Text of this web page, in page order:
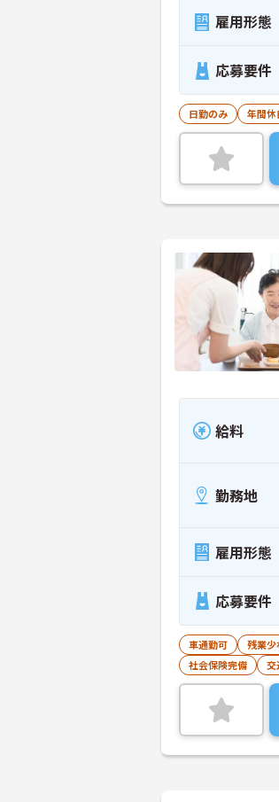
雇用形態
応募要件
日勤のみ 年間休
給料
勤務地
雇用形態
応募要件
車通勤可 残業少
社会保険完備
交